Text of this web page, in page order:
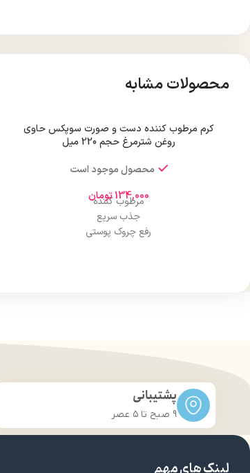
محصولات مشابه
کرم مرطوب کننده دست و صورت سوپکس حاوی
روغن شترمرغ حجم 220 میل
محصول موجود است
134,000تومان
مرطوب کننده
جذب سریع
رفع چروک پوستی
پشتیبانی
9 صبح تا ۵ عصر